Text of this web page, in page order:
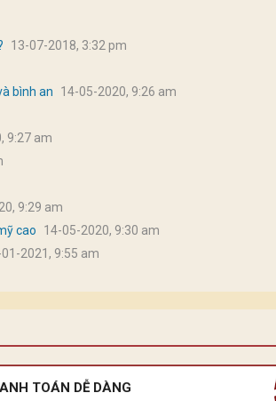
13-07-2018, 3:32 pm
bình an
14-05-2020, 9:26 am
9:27 am
9:29 am
cao
14-05-2020, 9:30 am
2021, 9:55 am
TOÁN DỄ DÀNG